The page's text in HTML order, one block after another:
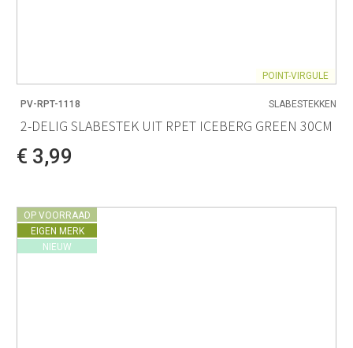
POINT-VIRGULE
PV-RPT-1118 SLABESTEKKEN
2-DELIG SLABESTEK UIT RPET ICEBERG GREEN 30CM
€ 3,99
OP VOORRAAD
EIGEN MERK
NIEUW